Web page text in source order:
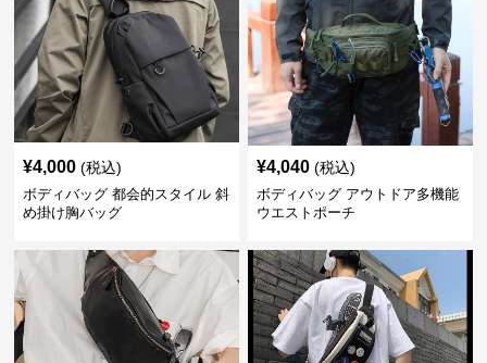
¥4,000 (税込)
ボディバッグ 都会的スタイル 斜
め掛け胸バッグ
¥4,040 (税込)
ボディバッグ アウトドア多機能
ウエストポーチ